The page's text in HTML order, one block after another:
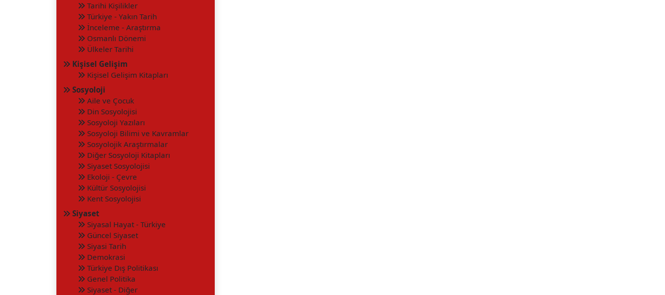
Tarihi Kişilikler
Türkiye - Yakın Tarih
İnceleme - Araştırma
Osmanlı Dönemi
Ülkeler Tarihi
Kişisel Gelişim
Kişisel Gelişim Kitapları
Sosyoloji
Aile ve Çocuk
Din Sosyolojisi
Sosyoloji Yazıları
Sosyoloji Bilimi ve Kavramlar
Sosyolojik Araştırmalar
Diğer Sosyoloji Kitapları
Siyaset Sosyolojisi
Ekoloji - Çevre
Kültür Sosyolojisi
Kent Sosyolojisi
Siyaset
Siyasal Hayat - Türkiye
Güncel Siyaset
Siyasi Tarih
Demokrasi
Türkiye Dış Politikası
Genel Politika
Siyaset - Diğer